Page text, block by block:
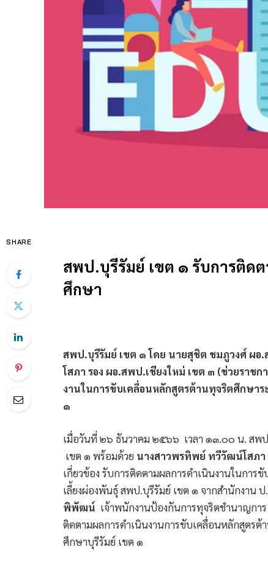
SHARE
สพป.บุรีรัมย์ เขต ๑ รับการติด
ศึกษา
สพป.บุรีรัมย์ เขต ๑ โดย นายสุชิต ชมภูวงศ์ ผ
โสภา รอง ผอ.สพป.เชียงใหม่ เขต ๓ (ช่วยราช
งานในการขับเคลื่อนหลักสูตรต้านทุจริตศึกษา
๑
เมื่อวันที่ ๒๖ ธันวาคม ๒๕๖๖ เวลา ๑๓.๐๐ น. สพป
เขต ๑ พร้อมด้วย นางสาวพรทิพย์ ทวีวัฒน์โสภา
เกี่ยวข้อง รับการติดตามผลการดำเนินงานในก
เลี้ยงผ่องพันธุ์ สพป.บุรีรัมย์ เขต ๑ จากสำนักงาน
พิพัฒน์ เจ้าพนักงานป้องกันการทุจริตชำนาญกา
ติดตามผลการดำเนินงานการขับเคลื่อนหลักสูตร
ศึกษาบุรีรัมย์ เขต ๑